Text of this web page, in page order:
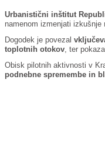
Urbanistični inštitut
namenom izmenjati izkušnje
Dogodek je povezal
toplotnih otokov, ter
Obisk pilotnih aktivnosti v
podnebne spremembe in